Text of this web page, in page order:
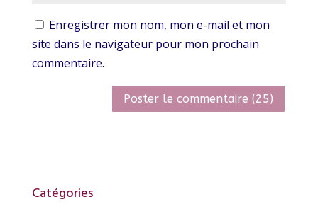
Enregistrer mon nom, mon e-mail et mon
site dans le navigateur pour mon prochain
commentaire.
Catégories